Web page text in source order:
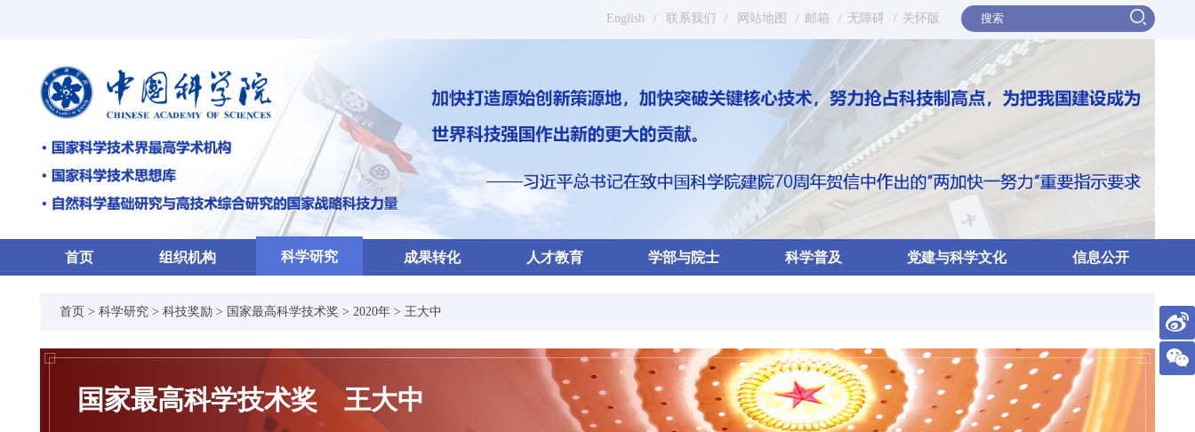
English / 联系我们 / 网站地图 / 邮箱 / 无障碍 / 关怀版
首页 组织机构 科学研究 成果转化 人才教育 学部与院士 科学普及 党建与科学文化 信息公开
首页 > 科学研究 > 科技奖励 > 国家最高科学技术奖 > 2020年 > 王大中
国家最高科学技术奖 王大中